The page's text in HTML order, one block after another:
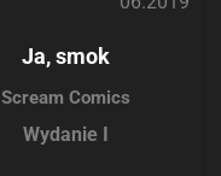
Ja, smok
Scream Comics
Wydanie I